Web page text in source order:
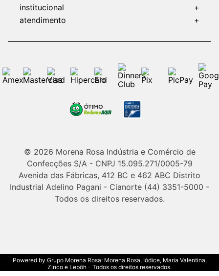
institucional
+
atendimento
+
© 2026 Morena Rosa Indústria e Comércio de
Confecções S/A - CNPJ 15.095.271/0005-79
Avenida das Fábricas, 412 BC e 462 ABC Distrito
Industrial Adelino Pagani - Cianorte (44) 3351-5000 -
Todos os direitos reservados.
Powered by Grupo Morena Rosa: Morena Rosa, Iódice, Maria Valentina,
Zinco e Lebôh - Todos os direitos reservados.